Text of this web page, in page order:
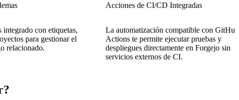
integrado con etiquetas,
para gestionar el
relacionado.
Acciones de CI/CD Integradas
La automatización compatible con GitHub
Actions te permite ejecutar pruebas y
despliegues directamente en Forgejo sin
servicios externos de CI.